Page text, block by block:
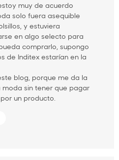
muy de acuerdo
solo fuera asequible
y estuviera
en algo selecto para
comprarlo, supongo
de Inditex estarían en la
blog, porque me da la
sin tener que pagar
un producto.